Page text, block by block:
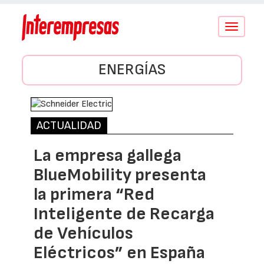
Conmutar
ENERGÍAS
ACTUALIDAD
La empresa gallega
BlueMobility presenta
la primera “Red
Inteligente de Recarga
de Vehículos
Eléctricos” en España